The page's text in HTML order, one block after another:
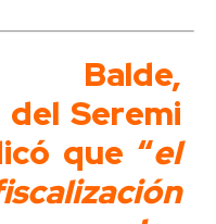
Balde,
Seremi
que “el